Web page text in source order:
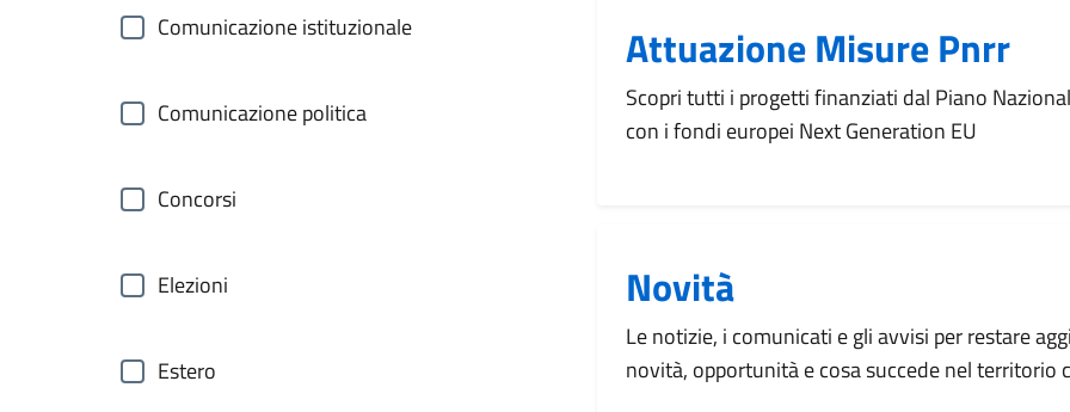
Comunicazione istituzionale
Comunicazione politica
Concorsi
Elezioni
Estero
Attuazione Misure Pnrr
Scopri tutti i progetti finanziati dal Piano
con i fondi europei Next Generation EU
Novità
Le notizie, i comunicati e gli avvisi per restare
novità, opportunità e cosa succede nel territorio